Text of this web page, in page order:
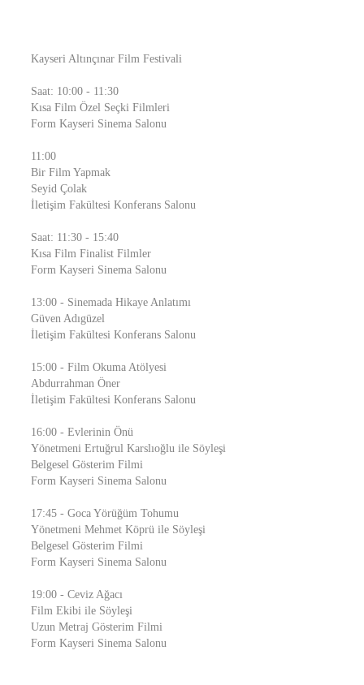
Kayseri Altınçınar Film Festivali
Saat: 10:00 - 11:30
Kısa Film Özel Seçki Filmleri
Form Kayseri Sinema Salonu
11:00
Bir Film Yapmak
Seyid Çolak
İletişim Fakültesi Konferans Salonu
Saat: 11:30 - 15:40
Kısa Film Finalist Filmler
Form Kayseri Sinema Salonu
13:00 - Sinemada Hikaye Anlatımı
Güven Adıgüzel
İletişim Fakültesi Konferans Salonu
15:00 - Film Okuma Atölyesi
Abdurrahman Öner
İletişim Fakültesi Konferans Salonu
16:00 - Evlerinin Önü
Yönetmeni Ertuğrul Karslıoğlu ile Söyleşi
Belgesel Gösterim Filmi
Form Kayseri Sinema Salonu
17:45 - Goca Yörüğüm Tohumu
Yönetmeni Mehmet Köprü ile Söyleşi
Belgesel Gösterim Filmi
Form Kayseri Sinema Salonu
19:00 - Ceviz Ağacı
Film Ekibi ile Söyleşi
Uzun Metraj Gösterim Filmi
Form Kayseri Sinema Salonu